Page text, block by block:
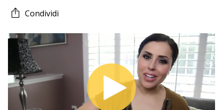
come speravo…
Condividi